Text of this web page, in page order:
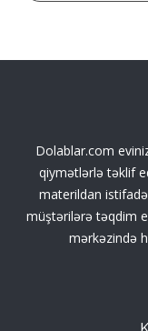
Dolablar.com
qiymətlərlə təklif
materildan
müştərilərə təqdim
mərkəzində